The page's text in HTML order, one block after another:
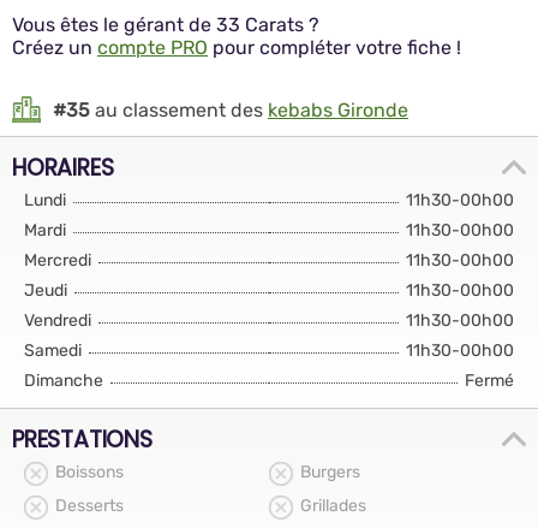
Vous êtes le gérant de 33 Carats ?
Créez un compte PRO pour compléter votre fiche !
#35 au classement des kebabs Gironde
HORAIRES
Lundi
11h30-00h00
Mardi
11h30-00h00
Mercredi
11h30-00h00
Jeudi
11h30-00h00
Vendredi
11h30-00h00
Samedi
11h30-00h00
Dimanche
Fermé
PRESTATIONS
Boissons
Burgers
Desserts
Grillades